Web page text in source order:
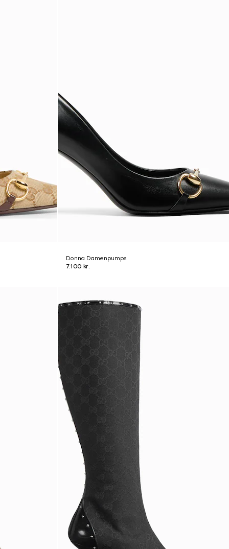
Donna Damenpumps
7.100 kr.